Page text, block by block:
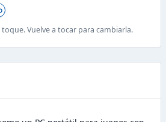
Vuelve a tocar para cambiarla.